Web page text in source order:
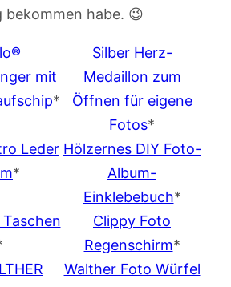
bekommen habe. 😉
mit
*
Silber Herz-
Medaillon zum
Öffnen für eigene
Fotos*
Leder
*
Hölzernes DIY Foto-
Album-
Einklebebuch*
Clippy Foto
Regenschirm*
Walther Foto Würfel